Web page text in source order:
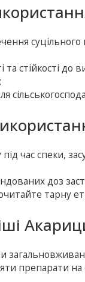
та стійкості
час спеки,
доз
тарну
препарати на